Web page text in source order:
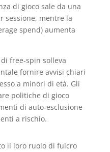
di gioco sale da una
sessione, mentre la
spend) aumenta
free‑spin solleva
fornire avvisi chiari
a minori di età. Gli
politiche di gioco
di auto‑esclusione
a rischio.
il loro ruolo di fulcro